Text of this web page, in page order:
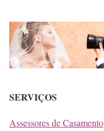
SERVIÇOS
Assessores de Casamento